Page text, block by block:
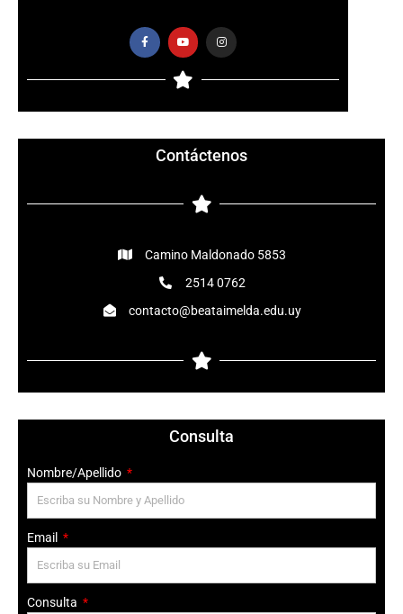
a
c
e
o
-
u
t
b
e
s
t
g
m
Contáctenos
Camino Maldonado 5853
2514 0762
contacto@beataimelda.edu.uy
Consulta
Nombre/Apellido
Email
Consulta